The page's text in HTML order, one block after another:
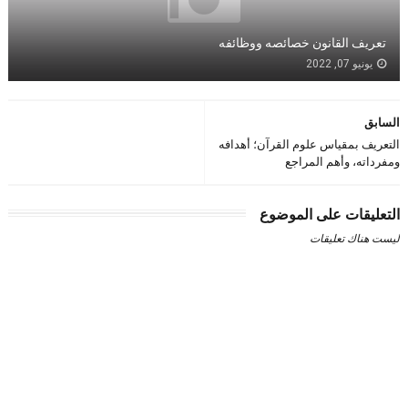
تعريف القانون خصائصه ووظائفه
يونيو 07, 2022
السابق
التعريف بمقياس علوم القرآن؛ أهدافه
ومفرداته، وأهم المراجع
التعليقات على الموضوع
ليست هناك تعليقات